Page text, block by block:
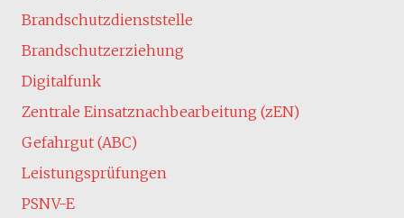
Brandschutzdienststelle
Brandschutzerziehung
Digitalfunk
Zentrale Einsatznachbearbeitung (zEN)
Gefahrgut (ABC)
Leistungsprüfungen
PSNV-E